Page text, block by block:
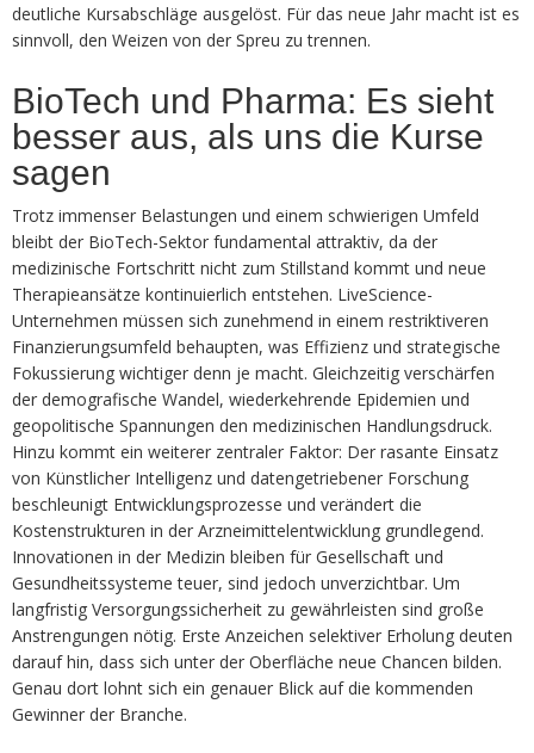
deutliche Kursabschläge ausgelöst. Für das neue Jahr macht ist es
sinnvoll, den Weizen von der Spreu zu trennen.
BioTech und Pharma: Es sieht
besser aus, als uns die Kurse
sagen
Trotz immenser Belastungen und einem schwierigen Umfeld
bleibt der BioTech-Sektor fundamental attraktiv, da der
medizinische Fortschritt nicht zum Stillstand kommt und neue
Therapieansätze kontinuierlich entstehen. LiveScience-
Unternehmen müssen sich zunehmend in einem restriktiveren
Finanzierungsumfeld behaupten, was Effizienz und strategische
Fokussierung wichtiger denn je macht. Gleichzeitig verschärfen
der demografische Wandel, wiederkehrende Epidemien und
geopolitische Spannungen den medizinischen Handlungsdruck.
Hinzu kommt ein weiterer zentraler Faktor: Der rasante Einsatz
von Künstlicher Intelligenz und datengetriebener Forschung
beschleunigt Entwicklungsprozesse und verändert die
Kostenstrukturen in der Arzneimittelentwicklung grundlegend.
Innovationen in der Medizin bleiben für Gesellschaft und
Gesundheitssysteme teuer, sind jedoch unverzichtbar. Um
langfristig Versorgungssicherheit zu gewährleisten sind große
Anstrengungen nötig. Erste Anzeichen selektiver Erholung deuten
darauf hin, dass sich unter der Oberfläche neue Chancen bilden.
Genau dort lohnt sich ein genauer Blick auf die kommenden
Gewinner der Branche.